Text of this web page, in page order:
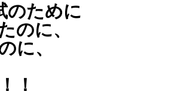
のために
のに、
に、
！